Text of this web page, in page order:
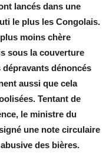
lancés dans une
le plus les Congolais.
moins chère
sous la couverture
dénoncés
aussi que cela
Tentant de
le ministre du
une note circulaire
des bières.